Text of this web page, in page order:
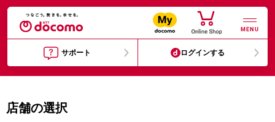
MENU
サポート ログインする
店舗の選択